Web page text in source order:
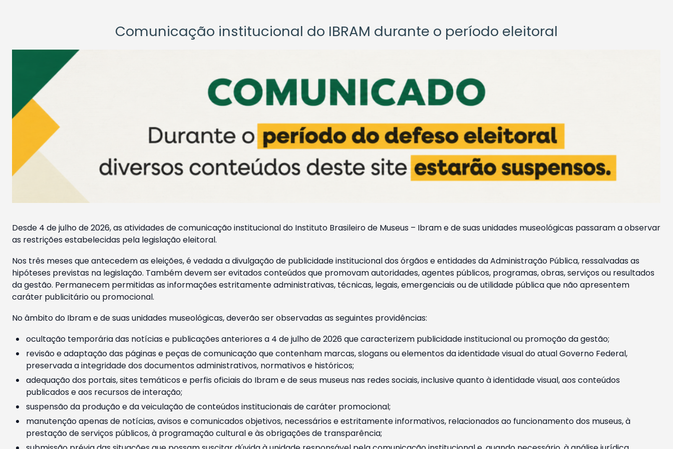
Comunicação institucional do IBRAM durante o período eleitoral
Desde 4 de julho de 2026, as atividades de comunicação institucional do Instituto Brasileiro de Museus – Ibram e de suas unidades museológicas passaram a observar
as restrições estabelecidas pela legislação eleitoral.
Nos três meses que antecedem as eleições, é vedada a divulgação de publicidade institucional dos órgãos e entidades da Administração Pública, ressalvadas as
hipóteses previstas na legislação. Também devem ser evitados conteúdos que promovam autoridades, agentes públicos, programas, obras, serviços ou resultados
da gestão. Permanecem permitidas as informações estritamente administrativas, técnicas, legais, emergenciais ou de utilidade pública que não apresentem
caráter publicitário ou promocional.
No âmbito do Ibram e de suas unidades museológicas, deverão ser observadas as seguintes providências:
ocultação temporária das notícias e publicações anteriores a 4 de julho de 2026 que caracterizem publicidade institucional ou promoção da gestão;
revisão e adaptação das páginas e peças de comunicação que contenham marcas, slogans ou elementos da identidade visual do atual Governo Federal,
preservada a integridade dos documentos administrativos, normativos e históricos;
adequação dos portais, sites temáticos e perfis oficiais do Ibram e de seus museus nas redes sociais, inclusive quanto à identidade visual, aos conteúdos
publicados e aos recursos de interação;
suspensão da produção e da veiculação de conteúdos institucionais de caráter promocional;
manutenção apenas de notícias, avisos e comunicados objetivos, necessários e estritamente informativos, relacionados ao funcionamento dos museus, à
prestação de serviços públicos, à programação cultural e às obrigações de transparência;